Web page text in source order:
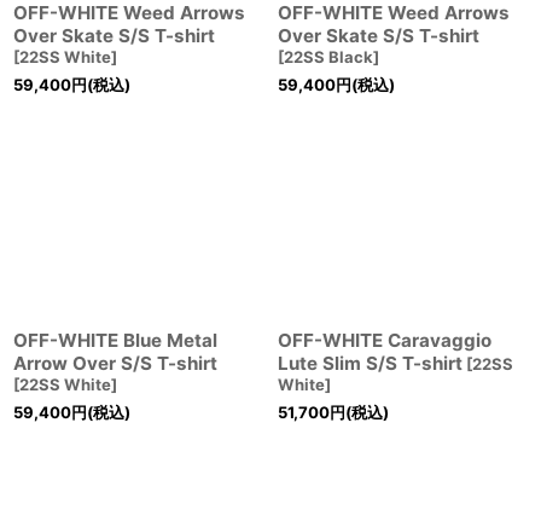
OFF-WHITE Weed Arrows
Over Skate S/S T-shirt
[22SS White]
59,400円(税込)
OFF-WHITE Weed Arrows
Over Skate S/S T-shirt
[22SS Black]
59,400円(税込)
OFF-WHITE Blue Metal
Arrow Over S/S T-shirt
[22SS White]
59,400円(税込)
OFF-WHITE Caravaggio
Lute Slim S/S T-shirt [22SS
White]
51,700円(税込)